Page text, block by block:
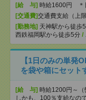
[給 与] 時給1600円 ＊
[交通費]交通費支給（上
[勤務地] 天神駅から徒歩
西鉄福岡駅から徒歩5分 /
【1日のみの単発
を袋や箱にセット
[給 与] 時給1200円～（
しかも、100％支給なの